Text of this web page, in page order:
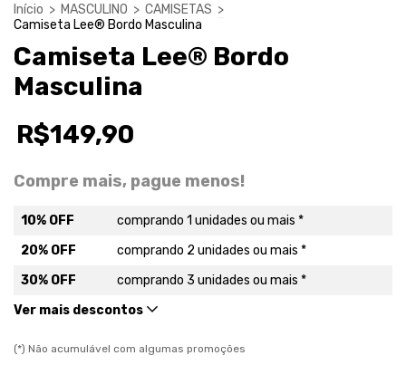
Início > MASCULINO > CAMISETAS >
Camiseta Lee® Bordo Masculina
Camiseta Lee® Bordo
Masculina
R$149,90
Compre mais, pague menos!
10% OFF
comprando 1 unidades ou mais *
20% OFF
comprando 2 unidades ou mais *
30% OFF
comprando 3 unidades ou mais *
Ver mais descontos
(*) Não acumulável com algumas promoções